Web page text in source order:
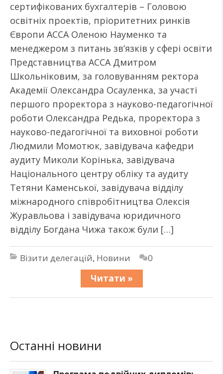
сертифікованих бухгалтерів – Головою
освітніх проектів, пріоритетних ринків
Європи АССА Оленою Науменко та
менеджером з питань зв’язків у сфері освіти
Представництва АССА Дмитром
Школьніковим, за головуванням ректора
Академії Олександра Осауленка, за участі
першого проректора з науково-педагогічної
роботи Олександра Редька, проректора з
науково-педагогічної та виховної роботи
Людмили Момотюк, завідувача кафедри
аудиту Миколи Корінька, завідувача
Національного центру обліку та аудиту
Тетяни Каменської, завідувача відділу
міжнародного співробітництва Олексія
Журавльова і завідувача юридичного
відділу Богдана Чижа також були […]
Візити делегацій, Новини
0
Читати »
Останні новини